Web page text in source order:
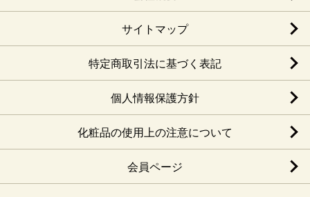
サイトマップ
特定商取引法に基づく表記
個人情報保護方針
化粧品の使用上の注意について
会員ページ